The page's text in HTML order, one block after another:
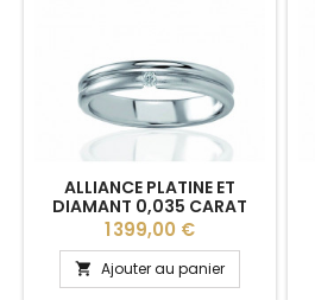
ALLIANCE PLATINE ET
DIAMANT 0,035 CARAT
"KATELL" 4 MM BREUNING
Prix
1 399,00 €
 Ajouter au panier